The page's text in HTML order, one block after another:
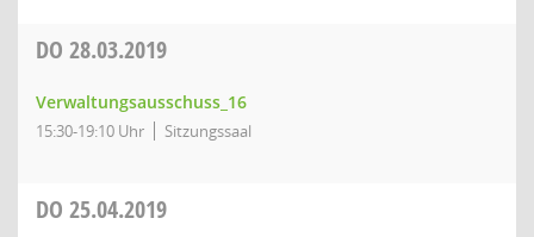
DO 28.03.2019
Verwaltungsausschuss_16
15:30-19:10 Uhr Sitzungssaal
DO 25.04.2019